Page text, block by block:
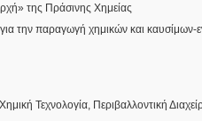
της Πράσινης Χημείας
την παραγωγή χημικών και καυσίμων-
Τεχνολογία, Περιβαλλοντική